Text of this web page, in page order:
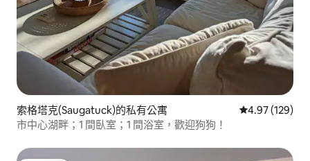
索格塔克(Saugatuck)的私有公寓 從 129 則評價
4.97 (129)
市中心湖畔；1 間臥室；1 間浴室，歡迎狗狗！